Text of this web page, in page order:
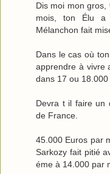
Dis moi mon
mois, ton Élu a
Mélanchon fait
Dans le cas où
apprendre à vivre
dans 17 ou
Devra t il faire un
de France.
45.000 Euros par
Sarkozy fait pitié
éme à 14.000 par